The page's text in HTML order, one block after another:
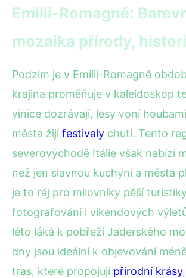
Emilii-Romagně:
mozaika přírody,
Podzim je v Emilii-Romagně
krajina proměňuje v kaleidoskop
vinice dozrávají, lesy voní
města žijífestivaly chutí. Tento
severovýchodě Itálie však nabízí
než jen slavnou kuchyni a města
je to ráj pro milovníky pěší
fotografování i víkendových
léto láká k pobřeží Jaderského
dny jsou ideální k objevování
tras, které propojují přírodní krásy